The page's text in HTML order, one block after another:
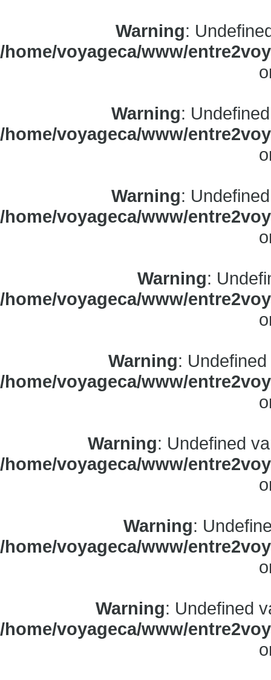
Warning:
/home/voyageca/www/
Warning:
/home/voyageca/www/
Warning:
/home/voyageca/www/
Warning:
/home/voyageca/www/
Warning:
/home/voyageca/www/
Warning: Undefined
/home/voyageca/www/
Warning:
/home/voyageca/www/
Warning: Undefined
/home/voyageca/www/